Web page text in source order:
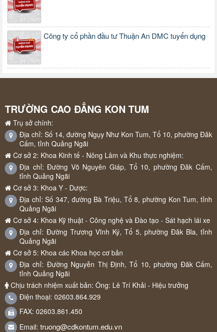
Công ty cổ phần đầu tư Thuận An DMC tuyển dụng
TRƯỜNG CAO ĐẲNG KON TUM
Trụ sở chính:
Địa chỉ: Số 14, đường Ngụy Như Kon Tum, Tổ 10, phường Đăk
Cấm, tỉnh Quảng Ngãi
Cơ sở 2: Khoa Kinh tế - Nông Lâm và Khu thực nghiệm:
Địa chỉ: Đường Võ Nguyên Giáp, Tổ 10, phường Đăk Cấm,
tỉnh Quảng Ngãi
Cơ sở 3: Khoa Y - Dược:
Địa chỉ: Số 347, đường Bà Triệu, Tổ 8, phường Kon Tum, tỉnh
Quảng Ngãi
Cơ sở 4: Khoa Kỹ thuật - Công nghệ và Đào tạo - Sát hạch lái xe
Địa chỉ: Đường Trương Vĩnh Ký, Tổ 5, phường Đăk Bla, tỉnh
Quảng Ngãi
Cơ sở 5: Khoa các Khoa học cơ bản
Địa chỉ: Đường Nguyễn Thị Định, Tổ 10, phường Đăk Cấm,
tỉnh Quảng Ngãi
Chịu trách nhiệm xuất bản: Ông: Lê Trí Khải - Hiệu trưởng
Điện thoại: 02603.864.929
FAX: 02603.861.450
Email: truong@cdkontum.edu.vn